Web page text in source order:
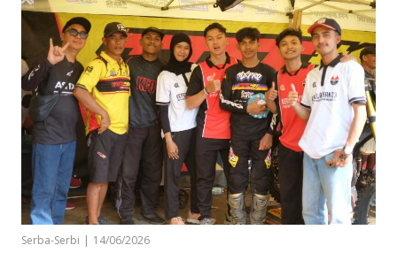
Serba-Serbi | 14/06/2026